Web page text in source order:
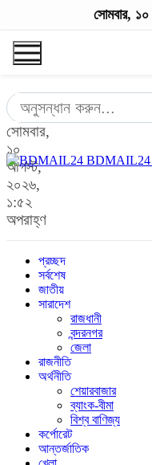
সোমবার,
১০
আগস্ট,
২০২৬,
১:৫২
অপরাহ্ণ
BDMAIL24
প্রচ্ছদ
সর্বশেষ
জাতীয়
সারাদেশ
রাজধানী
বন্দরনগর
জেলা
রাজনীতি
অর্থনীতি
শেয়ারবাজার
ব্যাংক-বীমা
বিশ্ব বাণিজ্য
কর্পোরেট
আন্তর্জাতিক
সোমবার,